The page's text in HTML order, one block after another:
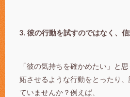
3. 彼の行動を試すのではなく、
「彼の気持ちを確かめたい」と
妬させるような行動をとったり
ていませんか？例えば、